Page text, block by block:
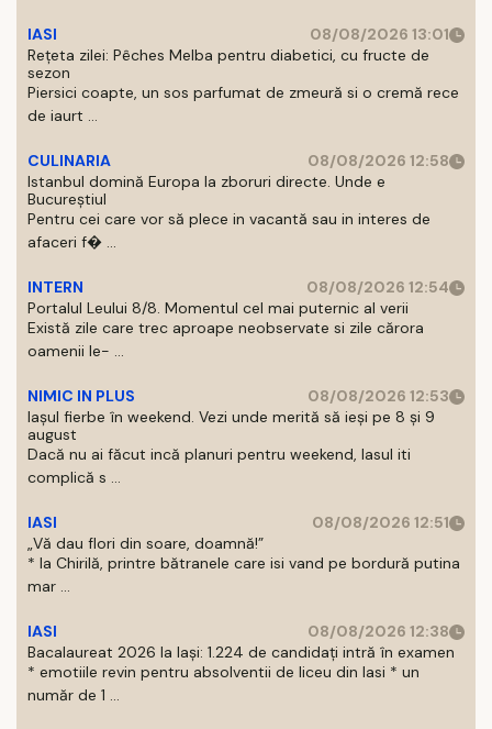
IASI
08/08/2026 13:01
Rețeta zilei: Pêches Melba pentru diabetici, cu fructe de
sezon
Piersici coapte, un sos parfumat de zmeură si o cremă rece
de iaurt ...
CULINARIA
08/08/2026 12:58
Istanbul domină Europa la zboruri directe. Unde e
Bucureștiul
Pentru cei care vor să plece in vacantă sau in interes de
afaceri f� ...
INTERN
08/08/2026 12:54
Portalul Leului 8/8. Momentul cel mai puternic al verii
Există zile care trec aproape neobservate si zile cărora
oamenii le- ...
NIMIC IN PLUS
08/08/2026 12:53
Iașul fierbe în weekend. Vezi unde merită să ieși pe 8 și 9
august
Dacă nu ai făcut incă planuri pentru weekend, Iasul iti
complică s ...
IASI
08/08/2026 12:51
„Vă dau flori din soare, doamnă!”
* la Chirilă, printre bătranele care isi vand pe bordură putina
mar ...
IASI
08/08/2026 12:38
Bacalaureat 2026 la Iași: 1.224 de candidați intră în examen
* emotiile revin pentru absolventii de liceu din Iasi * un
număr de 1 ...